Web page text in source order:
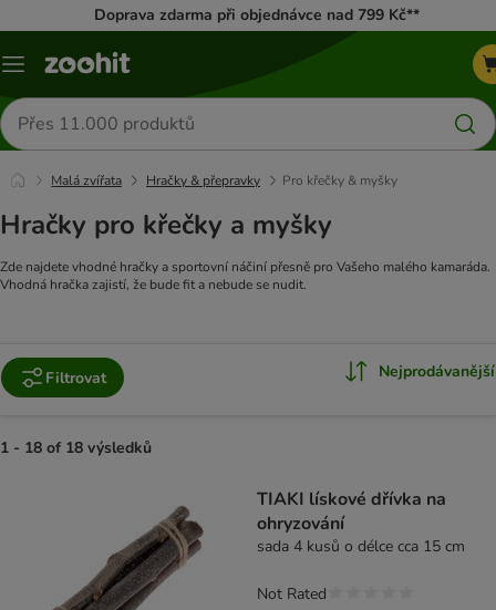
Doprava zdarma při objednávce nad 799 Kč**
Menu
Hledat
produkty
Malá zvířata Hračky & přepravky Pro křečky & myšky
Hračky pro křečky a myšky
Zde najdete vhodné hračky a sportovní náčiní přesně pro Vašeho malého kamaráda.
Vhodná hračka zajistí, že bude fit a nebude se nudit.
Filtrovat Nejprodávanější
1 - 18 of 18 výsledků
TIAKI lískové dřívka na
ohryzování
sada 4 kusů o délce cca 15 cm
Not Rated